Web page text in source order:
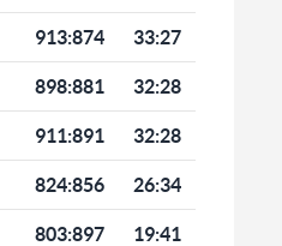
913:874 33:27
898:881 32:28
911:891 32:28
824:856 26:34
803:897 19:41